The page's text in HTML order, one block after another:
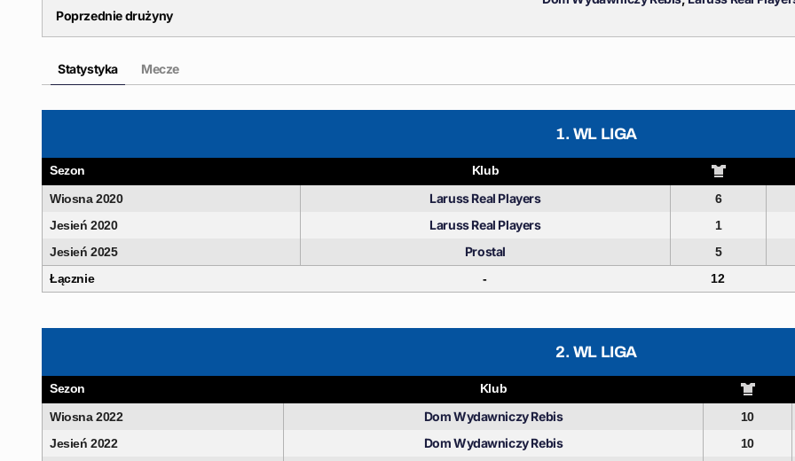
Poprzednie drużyny
Statystyka Mecze
1. WL LIGA
Sezon
Klub
Wiosna 2020
Laruss Real Players 6
Jesień 2020
Laruss Real Players 1
Jesień 2025
Prostal 5
Łącznie
- 12
2. WL LIGA
Sezon
Klub
Wiosna 2022
Dom Wydawniczy Rebis 10
Jesień 2022
Dom Wydawniczy Rebis 10